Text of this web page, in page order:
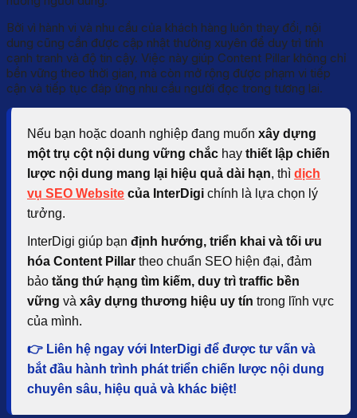
Bởi vì hành vi và nhu cầu của khách hàng luôn thay đổi, nội
dung cũng cần được cập nhật thường xuyên để duy trì tính
cạnh tranh và độ tin cậy. Việc này giúp Content Pillar không chỉ
bền vững theo thời gian, mà còn mở rộng được phạm vi tiếp
cận và tiếp tục đáp ứng nhu cầu người đọc trong tương lai.
Nếu bạn hoặc doanh nghiệp đang muốn xây dựng
một trụ cột nội dung vững chắc hay thiết lập chiến
lược nội dung mang lại hiệu quả dài hạn, thì dịch
vụ SEO Website của InterDigi chính là lựa chọn lý
tưởng.
InterDigi giúp bạn định hướng, triển khai và tối ưu
hóa Content Pillar theo chuẩn SEO hiện đại, đảm
bảo tăng thứ hạng tìm kiếm, duy trì traffic bền
vững và xây dựng thương hiệu uy tín trong lĩnh vực
của mình.
👉 Liên hệ ngay với InterDigi để được tư vấn và
bắt đầu hành trình phát triển chiến lược nội dung
chuyên sâu, hiệu quả và khác biệt!